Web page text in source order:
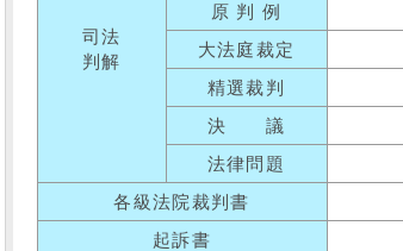
司法
判解
原 判 例
大法庭裁定
精選裁判
決 議
法律問題
各級法院裁判書
起訴書